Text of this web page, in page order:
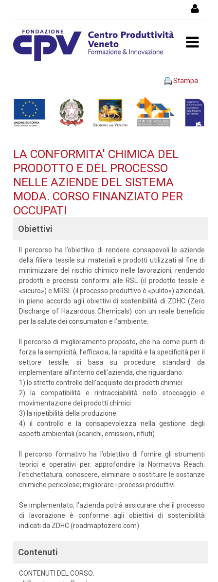
LA CONFORMITA' CHIMICA
DEL PRODOTTO E DEL
PROCESSO NELLE AZIENDE
finanziato per occupati -
Dettaglio corso di
formazione
Stampa
LA CONFORMITA' CHIMICA DEL
PRODOTTO E DEL PROCESSO
NELLE AZIENDE DEL SISTEMA
MODA. CORSO FINANZIATO PER
OCCUPATI
Obiettivi
Il percorso ha l’obiettivo di rendere consapevoli le aziende
della filiera tessile sui materiali e prodotti utilizzati al fine di
minimizzare del rischio chimico nelle lavorazioni, rendendo
prodotti e processi conformi alle RSL (il prodotto tessile è
«sicuro») e MRSL (il processo produttivo è «pulito») aziendali,
in pieno accordo agli obiettivi di sostenibilità di ZDHC (Zero
Discharge of Hazardous Chemicals) con un reale beneficio
per la salute dei consumatori e l’ambiente.
Il percorso di miglioramento proposto, che ha come punti di
forza la semplicità, l’efficacia, la rapidità e la specificità per il
settore tessile, si basa su procedure standard da
implementare all’interno dell’azienda, che riguardano:
1) lo stretto controllo dell’acquisto dei prodotti chimici
2) la compatibilità e rintracciabilità nello stoccaggio e
movimentazione dei prodotti chimici
3) la ripetibilità della produzione
4) il controllo e la consapevolezza nella gestione degli
aspetti ambientali (scarichi, emissioni, rifiuti).
Il percorso formativo ha l’obiettivo di fornire gli strumenti
teorici e operativi per: approfondire la Normativa Reach;
l’etichettatura; conoscere, eliminare o sostituire le sostanze
chimiche pericolose; migliorare i processi produttivi.
Se implementato, l’azienda potrà assicurare che il processo
di lavorazione è conforme agli obiettivi di sostenibilità
indicati da ZDHC (roadmaptozero.com)
Contenuti
CONTENUTI DEL CORSO: